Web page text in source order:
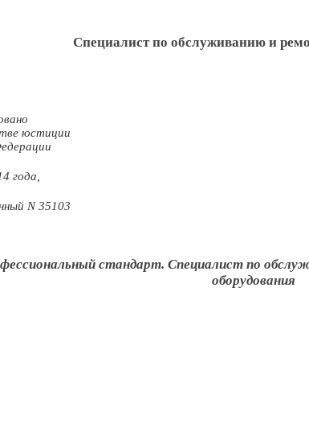
Специалист по обслуживанию и
юстиции
года,
N 35103
стандарт. Специалист по
оборудования